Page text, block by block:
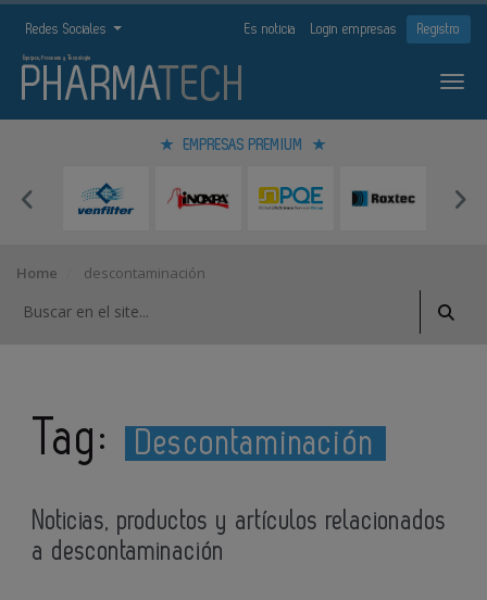
Redes Sociales Es noticia Login empresas Registro
EMPRESAS PREMIUM
Home descontaminación
Tag: Descontaminación
Noticias, productos y artículos relacionados
a descontaminación